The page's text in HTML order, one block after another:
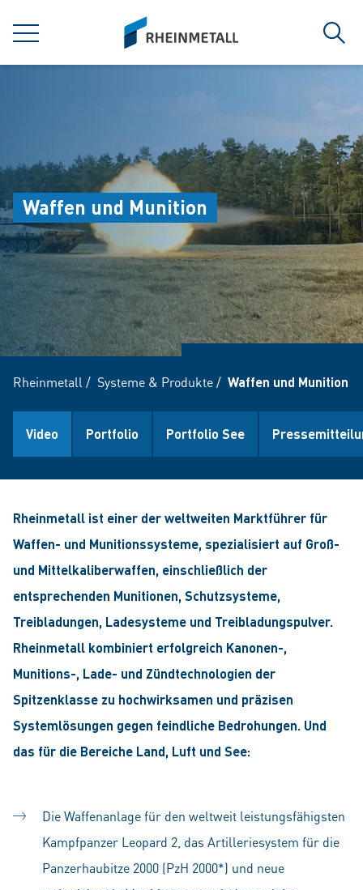
MENÜ
siteLogo
Waffen und Munition
Rheinmetall / Systeme & Produkte/ Waffen und Munition
Video Portfolio Portfolio See
Rheinmetall ist einer der weltweiten Marktführer für
Waffen- und Munitionssysteme, spezialisiert auf Groß-
und Mittelkaliberwaffen, einschließlich der
entsprechenden Munitionen, Schutzsysteme,
Treibladungen, Ladesysteme und Treibladungspulver.
Rheinmetall kombiniert erfolgreich Kanonen-,
Munitions-, Lade- und Zündtechnologien der
Spitzenklasse zu hochwirksamen und präzisen
Systemlösungen gegen feindliche Bedrohungen. Und
das für die Bereiche Land, Luft und See:
Die Waffenanlage für den weltweit leistungsfähigsten
Kampfpanzer Leopard 2, das Artilleriesystem für die
Panzerhaubitze 2000 (PzH 2000*) und neue